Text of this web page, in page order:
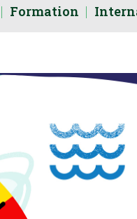
Formation